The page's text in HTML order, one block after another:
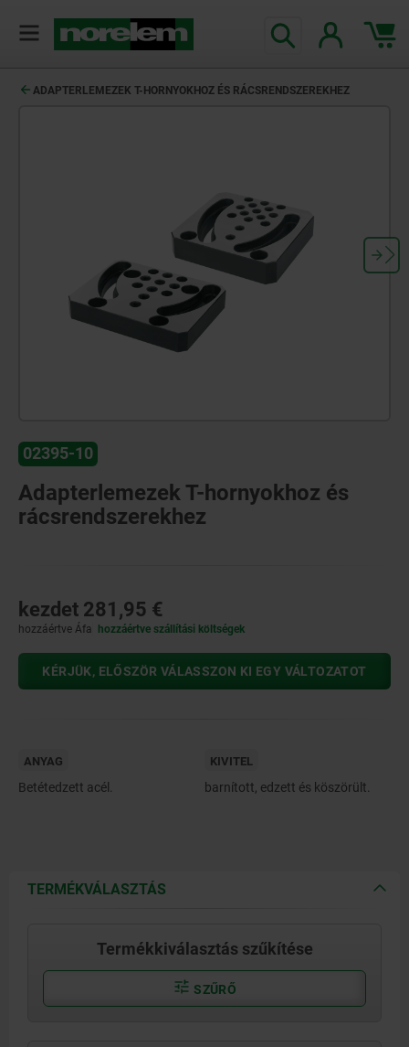
ADAPTERLEMEZEK T-HORNYOKHOZ ÉS RÁCSRENDSZEREKHEZ
02395-10
Adapterlemezek T-hornyokhoz és
rácsrendszerekhez
kezdet 281,95 €
hozzáértve Áfa hozzáértve szállítási költségek
KÉRJÜK, ELŐSZÖR VÁLASSZON KI EGY VÁLTOZATOT
ANYAG
Betétedzett acél.
KIVITEL
barnított, edzett és köszörült.
TERMÉKVÁLASZTÁS
Termékkiválasztás szűkítése
SZŰRŐ